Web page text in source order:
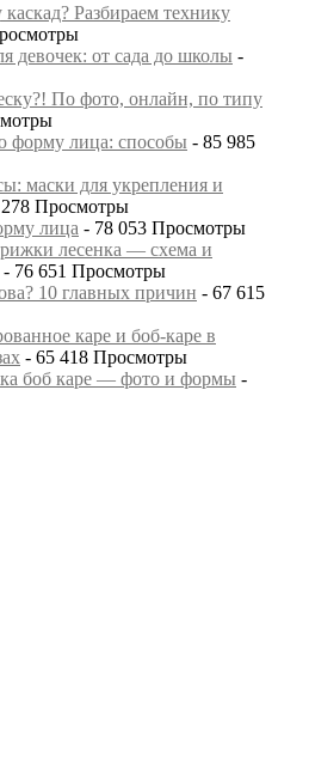
Разбираем технику
девочек: от сада до школы -
По фото, онлайн, по типу
форму лица: способы - 85 985
маски для укрепления и
Просмотры
лица - 78 053 Просмотры
лесенка — схема и
- 76 651 Просмотры
10 главных причин - 67 615
каре и боб-каре в
- 65 418 Просмотры
боб каре — фото и формы -